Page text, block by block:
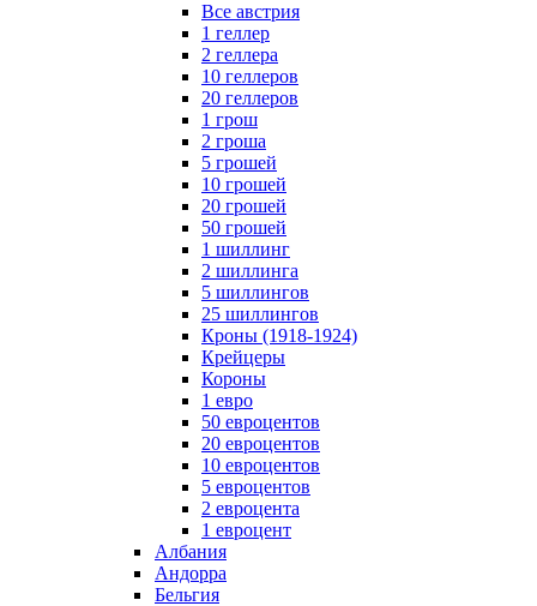
Все австрия
1 геллер
2 геллера
10 геллеров
20 геллеров
1 грош
2 гроша
5 грошей
10 грошей
20 грошей
50 грошей
1 шиллинг
2 шиллинга
5 шиллингов
25 шиллингов
Кроны (1918-1924)
Крейцеры
Короны
1 евро
50 евроцентов
20 евроцентов
10 евроцентов
5 евроцентов
2 евроцента
1 евроцент
Албания
Андорра
Бельгия